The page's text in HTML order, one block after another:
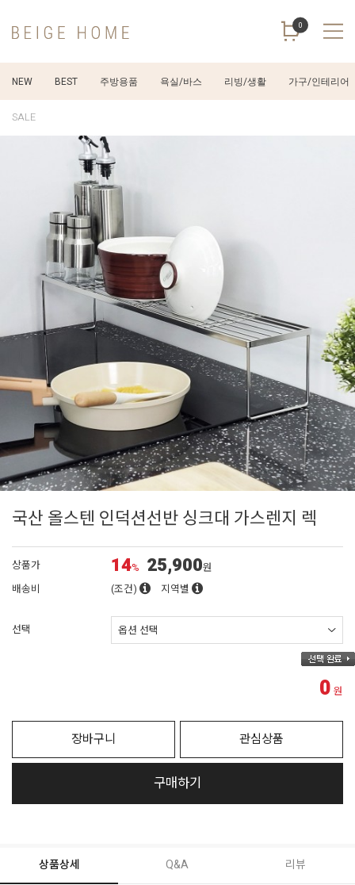
0
NEW BEST 주방용품 욕실/바스 리빙/생활 가구/인테리어
SALE
국산 올스텐 인덕션선반 싱크대 가스렌지 렉
상품가 14% 25,900원
배송비
(조건) 지역별
선택
0 원
장바구니 관심상품
구매하기
상품상세 Q&A 리뷰